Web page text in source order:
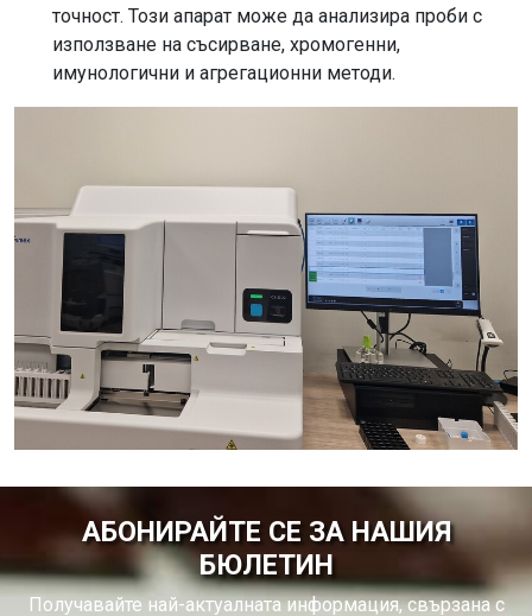
точност. Този апарат може да анализира проби с
използване на съсирване, хромогенни,
имунологични и агрегационни методи.
АБОНИРАЙТЕ СЕ ЗА НАШИЯ
БЮЛЕТИН
Получавайте най-актуалната информация, свързана с